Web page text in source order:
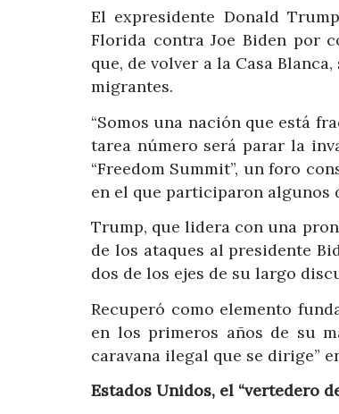
El expresidente Donald
Florida contra Joe Biden por
que, de volver a la Casa
migrantes.
“Somos una nación que está
tarea número será parar la
“Freedom Summit”, un foro
en el que participaron algunos
Trump, que lidera con una
de los ataques al presidente
dos de los ejes de su largo
Recuperó como elemento
en los primeros años de su
caravana ilegal que se dirige”
Estados Unidos, el “vertedero